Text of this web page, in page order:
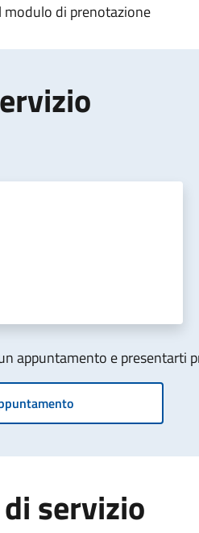
di prenotazione
appuntamento e presentarti
servizio